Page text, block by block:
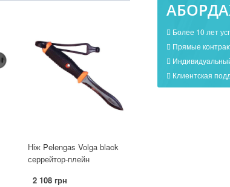
Ніж Pelengas Volga black
серрейтор-плейн
2 108 грн
Более 10 лет
Прямые
Клиентская